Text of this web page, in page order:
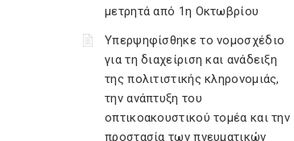
μετρητά από 1η Οκτωβρίου
Υπερψηφίσθηκε το νομοσχέδιο
για τη διαχείριση και ανάδειξη
της πολιτιστικής κληρονομιάς,
την ανάπτυξη του
οπτικοακουστικού τομέα και την
προστασία των πνευματικών